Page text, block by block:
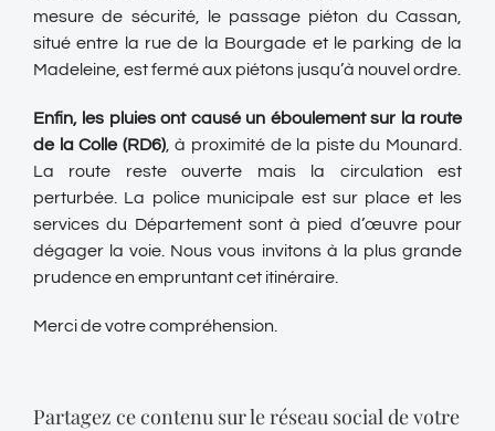
mesure de sécurité, le passage piéton du Cassan,
situé entre la rue de la Bourgade et le parking de la
Madeleine, est fermé aux piétons jusqu’à nouvel ordre.
Enfin, les pluies ont causé un éboulement sur la route
de la Colle (RD6), à proximité de la piste du Mounard.
La route reste ouverte mais la circulation est
perturbée. La police municipale est sur place et les
services du Département sont à pied d’œuvre pour
dégager la voie. Nous vous invitons à la plus grande
prudence en empruntant cet itinéraire.
Merci de votre compréhension.
Partagez ce contenu sur le réseau social de votre